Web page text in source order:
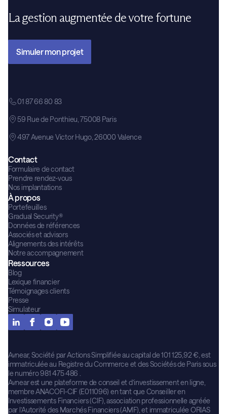
La gestion augmentée de votre fortune
Simuler mon projet
01 87 66 80 83
59 Rue de Ponthieu, 75008 Paris
497 Avenue Victor Hugo, 26000 Valence
Contact
Formulaire de contact
Prendre rendez-vous
Nos implantations
À propos
Portefeuilles
Gradual Security®
Données de références
Associés et advisors
Alignements des intérêts
Notre accompagnement
Ressources
Blog
Lexique financier
Témoignages clients
Presse
Simulateur
Avnear, Société par Actions Simplifiée au capital de 101 125,92 €, est
immatriculée au Registre du Commerce et des Sociétés de Paris sous
le numéro 981 475 486 .
Avnear est une plateforme de conseil et d’investissement en ligne,
membre ANACOFI-CIF (E011096) en tant que Conseiller en
Investissements Financiers (CIF), association professionnelle agréée
par l’Autorité des Marchés Financiers (AMF), et immatriculée ORIAS